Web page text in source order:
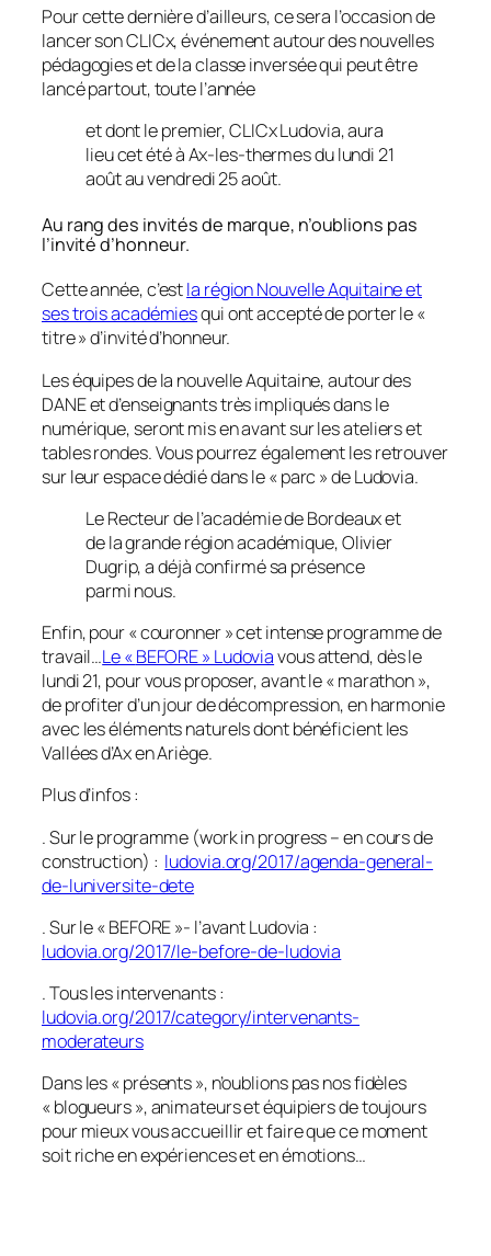
Pour cette dernière d’ailleurs, ce sera l’occasion de
lancer son CLICx, événement autour des nouvelles
pédagogies et de la classe inversée qui peut être
lancé partout, toute l’année
et dont le premier, CLICx Ludovia, aura
lieu cet été à Ax-les-thermes du lundi 21
août au vendredi 25 août.
Au rang des invités de marque, n’oublions pas
l’invité d’honneur.
Cette année, c’estla région Nouvelle Aquitaine et
ses trois académiesqui ont accepté de porter le «
titre » d’invité d’honneur.
Les équipes de la nouvelle Aquitaine, autour des
DANE et d’enseignants très impliqués dans le
numérique, seront mis en avant sur les ateliers et
tables rondes. Vous pourrez également les retrouver
sur leur espace dédié dans le « parc » de Ludovia.
Le Recteur de l’académie de Bordeaux et
de la grande région académique, Olivier
Dugrip, a déjà confirmé sa présence
parmi nous.
Enfin, pour «couronner» cet intense programme de
travail…Le «BEFORE» Ludoviavous attend, dès le
lundi 21, pour vous proposer, avant le « marathon »,
de profiter d’un jour de décompression, en harmonie
avec les éléments naturels dont bénéficient les
Vallées d’Ax en Ariège.
Plus d’infos :
. Sur le programme (work in progress – en cours de
construction) : ludovia.org/2017/agenda-general-
de-luniversite-dete
. Sur le « BEFORE »- l’avant Ludovia :
ludovia.org/2017/le-before-de-ludovia
. Tous les intervenants :
ludovia.org/2017/category/intervenants-
moderateurs
Dans les « présents », n’oublions pas nos fidèles
« blogueurs », animateurs et équipiers de toujours
pour mieux vous accueillir et faire que ce moment
soit riche en expériences et en émotions…